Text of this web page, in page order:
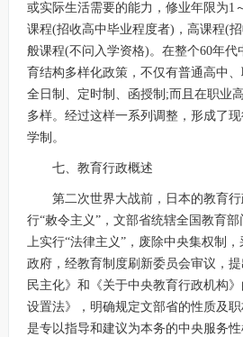
或实际生活需要的能力，修业年限为1
课程(招收高中毕业程度者)，高课程(
般课程(不问入学资格)。在整个60年代
育结构多样化政策，不仅有普通高中
全日制、定时制、函授制;而且在职业
多样。经过这样一系列调整，形成了现
学制。
七、教育行政概述
第二次世界大战前，日本的教育行
行“敕令主义”，文部省统辖全国教育
上实行“法律主义”，废除中央集权制
政府，经教育制度刷新委员会审议，
民主化》和《关于中央教育行政机构
设置法》，明确规定文部省的性质及
是专以指导和建议为本务的中央服务